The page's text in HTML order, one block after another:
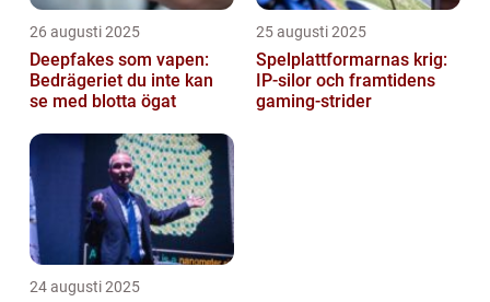
26 augusti 2025
Deepfakes som vapen:
Bedrägeriet du inte kan
se med blotta ögat
25 augusti 2025
Spelplattformarnas krig:
IP‑silor och framtidens
gaming‑strider
24 augusti 2025